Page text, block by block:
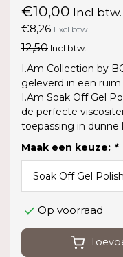
€10,00 Incl btw.
€8,26 Excl btw.
12,50Incl btw.
I.Am Collection by
geleverd in een
I.Am Soak Off Gel
de perfecte
toepassing in dunne
Maak een keuze: *
Op voorraad